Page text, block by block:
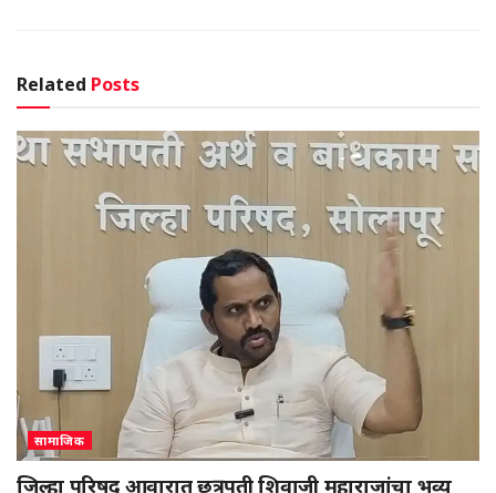
Related Posts
सामाजिक
जिल्हा परिषद आवारात छत्रपती शिवाजी महाराजांचा भव्य